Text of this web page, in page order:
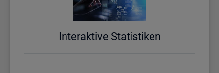
In­ter­ak­ti­ve Sta­tis­ti­ken